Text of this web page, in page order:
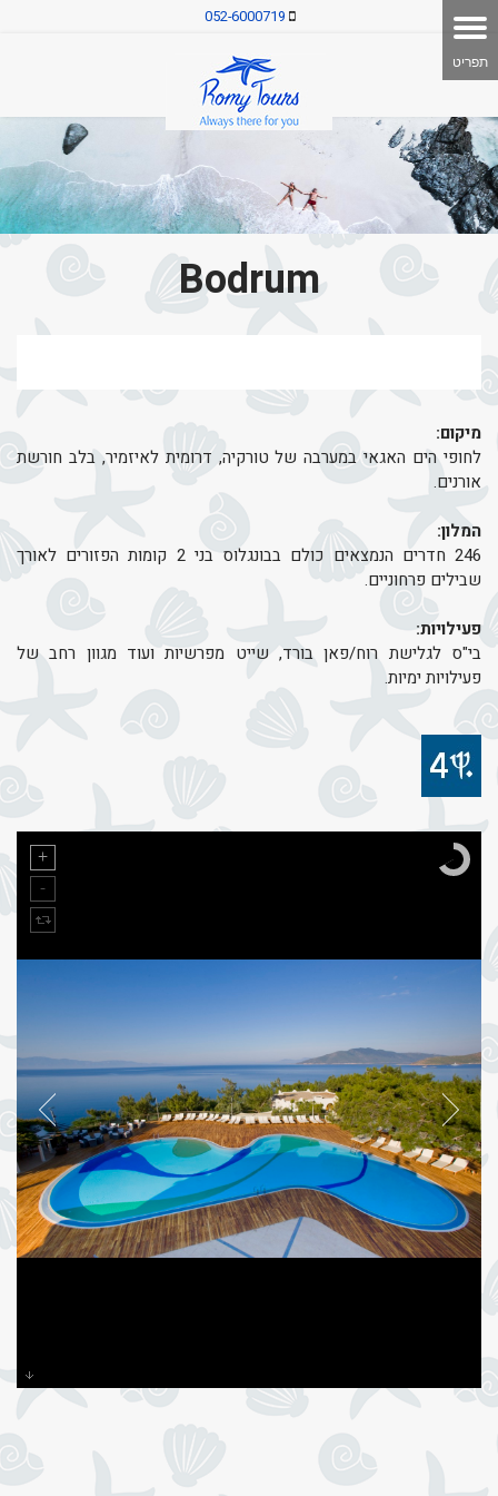
052-6000719
Bodrum
מיקום:
לחופי הים האגאי במערבה של טורקיה, דרומית לאיזמיר, בלב חורשת
אורנים.
המלון:
246 חדרים הנמצאים כולם בבונגלוס בני 2 קומות הפזורים לאורך
שבילים פרחוניים.
פעילויות:
בי"ס לגלישת רוח/פאן בורד, שייט מפרשיות ועוד מגוון רחב של
פעילויות ימיות.